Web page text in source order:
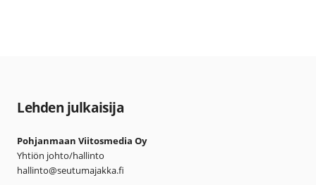
Lehden julkaisija
Pohjanmaan Viitosmedia Oy
Yhtiön johto/hallinto
hallinto@seutumajakka.fi